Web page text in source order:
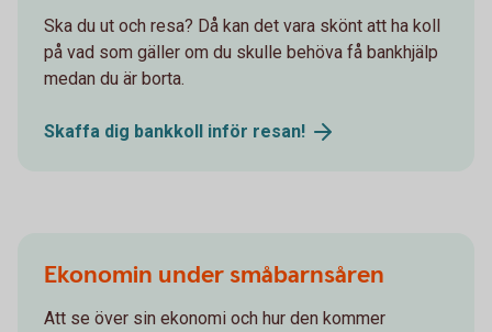
Ska du ut och resa? Då kan det vara skönt att ha koll
på vad som gäller om du skulle behöva få bankhjälp
medan du är borta.
Skaffa dig bankkoll inför resan!
Ekonomin under småbarnsåren
Att se över sin ekonomi och hur den kommer